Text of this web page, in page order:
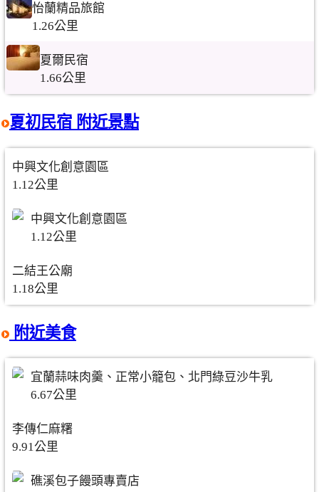
怡蘭精品旅館
1.26公里
夏爾民宿
1.66公里
夏初民宿 附近景點
中興文化創意園區
1.12公里
中興文化創意園區
1.12公里
二結王公廟
1.18公里
附近美食
宜蘭蒜味肉羹、正常小籠包、北門綠豆沙牛乳
6.67公里
李傳仁麻糬
9.91公里
礁溪包子饅頭專賣店